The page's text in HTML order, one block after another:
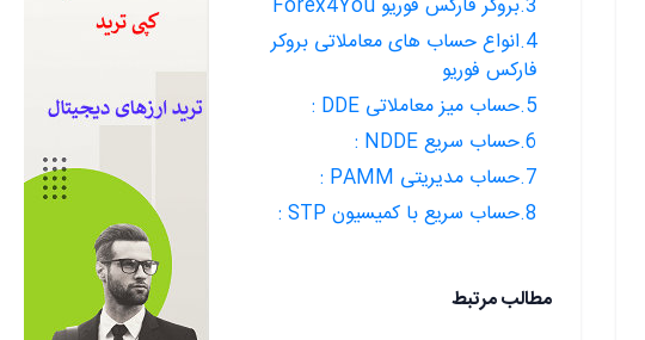
3.بروکر فارکس فوریو Forex4You
4.انواع حساب های معاملاتی بروکر
فارکس فوریو
5.حساب میز معاملاتی DDE :
6.حساب سریع NDDE :
7.حساب مدیریتی PAMM :
8.حساب سریع با کمیسیون STP :
مطالب مرتبط